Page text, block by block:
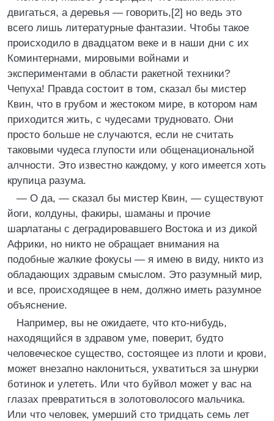
двигаться, а деревья — говорить,[2] но ведь это
всего лишь литературные фантазии. Чтобы такое
происходило в двадцатом веке и в наши дни с их
Коминтернами, мировыми войнами и
экспериментами в области ракетной техники?
Чепуха! Правда состоит в том, сказал бы мистер
Квин, что в грубом и жестоком мире, в котором нам
приходится жить, с чудесами трудновато. Они
просто больше не случаются, если не считать
таковыми чудеса глупости или общенациональной
алчности. Это известно каждому, у кого имеется хоть
крупица разума.
— О да, — сказал бы мистер Квин, — существуют
йоги, колдуны, факиры, шаманы и прочие
шарлатаны с деградировавшего Востока и из дикой
Африки, но никто не обращает внимания на
подобные жалкие фокусы — я имею в виду, никто из
обладающих здравым смыслом. Это разумный мир,
и все, происходящее в нем, должно иметь разумное
объяснение.
Например, вы не ожидаете, что кто-нибудь,
находящийся в здравом уме, поверит, будто
человеческое существо, состоящее из плоти и крови,
может внезапно наклониться, ухватиться за шнурки
ботинок и улететь. Или что буйвол может у вас на
глазах превратиться в золотоволосого мальчика.
Или что человек, умерший сто тридцать семь лет